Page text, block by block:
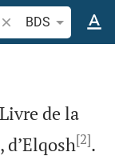
Recherche d'un
BDS
de la
[2].